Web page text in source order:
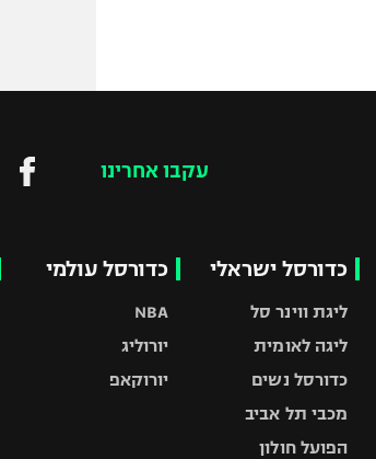
עקבו אחרינו
כדורסל ישראלי
ליגת ווינר סל
ליגה לאומית
כדורסל נשים
מכבי תל אביב
הפועל חולון
כדורסל עולמי
NBA
יורוליג
יורוקאפ